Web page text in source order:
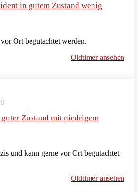
in gutem Zustand wenig
Ort begutachtet werden.
Oldtimer ansehen
Zustand mit niedrigem
und kann gerne vor Ort begutachtet
Oldtimer ansehen